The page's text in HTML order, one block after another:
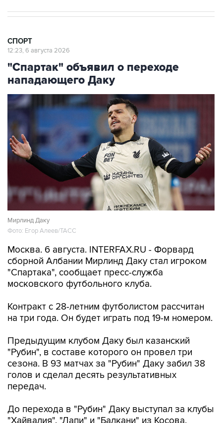
СПОРТ
12:23, 6 августа 2026
"Спартак" объявил о переходе
нападающего Даку
Мирлинд Даку
Фото: Егор Алеев/ТАСС
Москва. 6 августа. INTERFAX.RU - Форвард
сборной Албании Мирлинд Даку стал игроком
"Спартака", сообщает пресс-служба
московского футбольного клуба.
Контракт с 28-летним футболистом рассчитан
на три года. Он будет играть под 19-м номером.
Предыдущим клубом Даку был казанский
"Рубин", в составе которого он провел три
сезона. В 93 матчах за "Рубин" Даку забил 38
голов и сделал десять результативных
передач.
До перехода в "Рубин" Даку выступал за клубы